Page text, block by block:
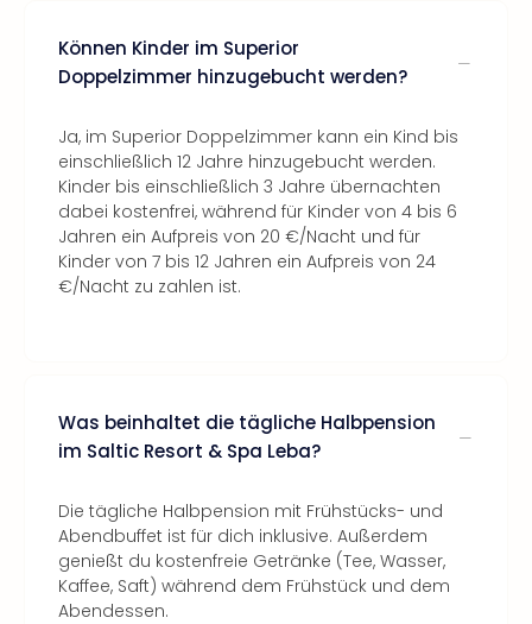
Können Kinder im Superior
Doppelzimmer hinzugebucht werden?
Ja, im Superior Doppelzimmer kann ein Kind bis
einschließlich 12 Jahre hinzugebucht werden.
Kinder bis einschließlich 3 Jahre übernachten
dabei kostenfrei, während für Kinder von 4 bis 6
Jahren ein Aufpreis von 20 €/Nacht und für
Kinder von 7 bis 12 Jahren ein Aufpreis von 24
€/Nacht zu zahlen ist.
Was beinhaltet die tägliche Halbpension
im Saltic Resort & Spa Leba?
Die tägliche Halbpension mit Frühstücks- und
Abendbuffet ist für dich inklusive. Außerdem
genießt du kostenfreie Getränke (Tee, Wasser,
Kaffee, Saft) während dem Frühstück und dem
Abendessen.